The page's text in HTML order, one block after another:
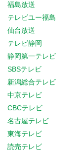
福島放送
テレビユー福島
仙台放送
テレビ静岡
静岡第一テレビ
SBSテレビ
新潟総合テレビ
中京テレビ
CBCテレビ
名古屋テレビ
東海テレビ
読売テレビ